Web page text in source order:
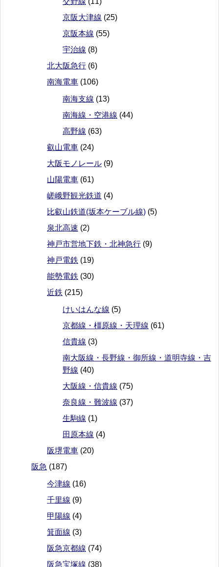
京阪大津線 (25)
京阪本線 (55)
宇治線 (8)
北大阪急行 (6)
南海電車 (106)
南海支線 (13)
南海線・空港線 (44)
高野線 (63)
叡山電車 (24)
大阪モノレール (9)
山陽電車 (61)
嵯峨野観光鉄道 (4)
比叡山鉄道(坂本ケーブル線) (5)
泉北高速 (2)
神戸市営地下鉄・北神急行 (9)
神戸電鉄 (19)
能勢電鉄 (30)
近鉄 (215)
けいはんな線 (5)
京都線・橿原線・天理線 (61)
信貴線 (3)
南大阪線・長野線・御所線・道明寺線・吉
野線 (40)
大阪線・信貴線 (75)
奈良線・難波線 (37)
生駒線 (1)
田原本線 (4)
阪堺電車 (20)
阪急 (187)
今津線 (16)
千里線 (9)
甲陽線 (4)
箕面線 (3)
阪急京都線 (74)
阪急宝塚線 (38)